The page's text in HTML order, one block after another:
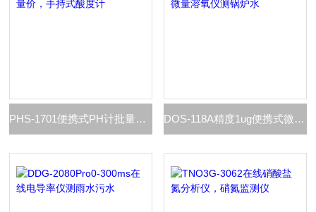
PHS-1701便携式PH计批量价，手持式酸度计 DOS-118A精度1ug便携式微量溶氧仪测锅炉水